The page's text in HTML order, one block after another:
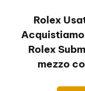
Rolex
Rolex
mezzo